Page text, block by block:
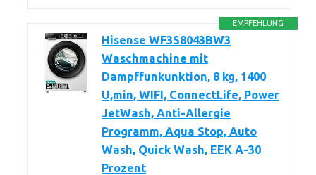
EMPFEHLUNG
Hisense WF3S8043BW3
Waschmachine mit
Dampffunkunktion, 8 kg, 1400
U,min, WIFI, ConnectLife, Power
JetWash, Anti-Allergie
Programm, Aqua Stop, Auto
Wash, Quick Wash, EEK A-30
Prozent